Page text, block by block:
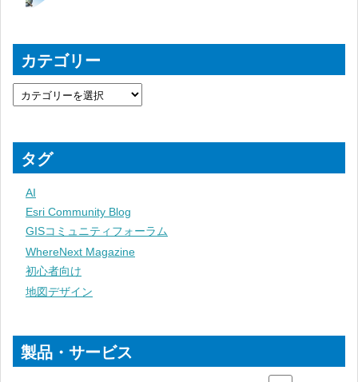
カテゴリー
タグ
AI
Esri Community Blog
GISコミュニティフォーラム
WhereNext Magazine
初心者向け
地図デザイン
製品・サービス